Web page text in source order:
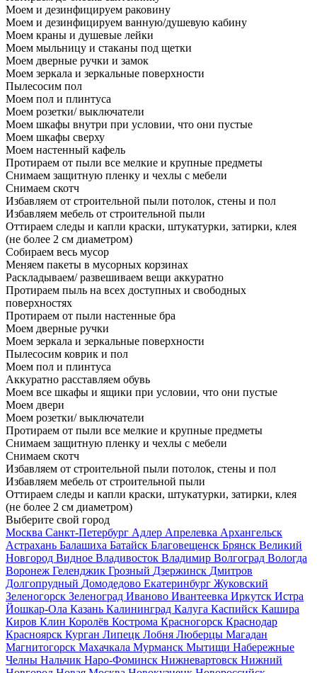
Моем и дезинфицируем раковину
Моем и дезинфицируем ванную/душевую кабину
Моем краны и душевые лейки
Моем мыльницу и стаканы под щетки
Моем дверные ручки и замок
Моем зеркала и зеркальные поверхности
Пылесосим пол
Моем пол и плинтуса
Моем розетки/ выключатели
Моем шкафы внутри при условии, что они пустые
Моем шкафы сверху
Моем настенный кафель
Протираем от пыли все мелкие и крупные предметы
Снимаем защитную пленку и чехлы с мебели
Снимаем скотч
Избавляем от строительной пыли потолок, стены и пол
Избавляем мебель от строительной пыли
Оттираем следы и капли краски, штукатурки, затирки, клея
(не более 2 см диаметром)
Собираем весь мусор
Меняем пакеты в мусорных корзинах
Раскладываем/ развешиваем вещи аккуратно
Протираем пыль на всех доступных и свободных
поверхностях
Протираем от пыли настенные бра
Моем дверные ручки
Моем зеркала и зеркальные поверхности
Пылесосим коврик и пол
Моем пол и плинтуса
Аккуратно расставляем обувь
Моем все шкафы и ящики при условии, что они пустые
Моем двери
Моем розетки/ выключатели
Протираем от пыли все мелкие и крупные предметы
Снимаем защитную пленку и чехлы с мебели
Снимаем скотч
Избавляем от строительной пыли потолок, стены и пол
Избавляем мебель от строительной пыли
Оттираем следы и капли краски, штукатурки, затирки, клея
(не более 2 см диаметром)
Выберите свой город
Москва Санкт-Петербург Адлер Апрелевка Архангельск
Астрахань Балашиха Батайск Благовещенск Брянск Великий
Новгород Видное Владивосток Владимир Волгоград Вологда
Воронеж Геленджик Грозный Дзержинск Дмитров
Долгопрудный Домодедово Екатеринбург Жуковский
Зеленогорск Зеленоград Иваново Ивантеевка Иркутск Истра
Йошкар-Ола Казань Калининград Калуга Каспийск Кашира
Киров Клин Королёв Кострома Красногорск Краснодар
Красноярск Курган Липецк Лобня Люберцы Магадан
Магнитогорск Махачкала Мурманск Мытищи Набережные
Челны Нальчик Наро-Фоминск Нижневартовск Нижний